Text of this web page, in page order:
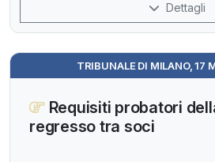
Dettagli
TRIBUNALE DI MILANO, 17
Requisiti probatori
regresso tra soci